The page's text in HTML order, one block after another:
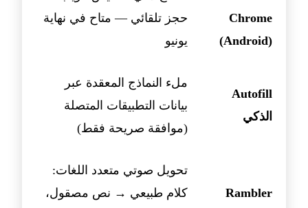
Chrome
(Android)
حجز تلقائي — متاح في نهاية
يونيو
Autofill
الذكي
ملء النماذج المعقدة عبر
بيانات التطبيقات المتصلة
(موافقة صريحة فقط)
Rambler
تحويل صوتي متعدد اللغات:
كلام طبيعي → نص مصقول،